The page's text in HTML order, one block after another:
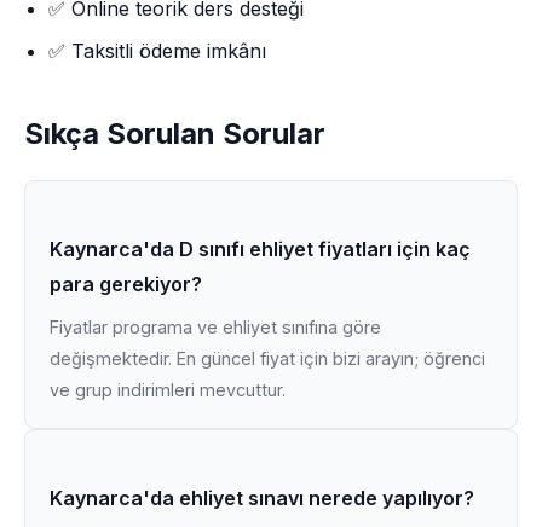
✅ Online teorik ders desteği
✅ Taksitli ödeme imkânı
Sıkça Sorulan Sorular
Kaynarca'da D sınıfı ehliyet fiyatları için kaç
para gerekiyor?
Fiyatlar programa ve ehliyet sınıfına göre
değişmektedir. En güncel fiyat için bizi arayın; öğrenci
ve grup indirimleri mevcuttur.
Kaynarca'da ehliyet sınavı nerede yapılıyor?